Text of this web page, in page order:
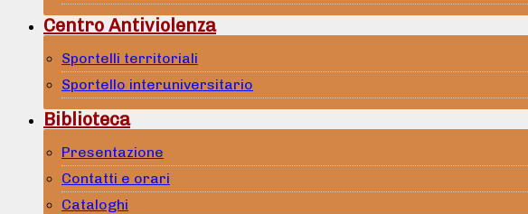
Centro Antiviolenza
Sportelli territoriali
Sportello interuniversitario
Biblioteca
Presentazione
Contatti e orari
Cataloghi